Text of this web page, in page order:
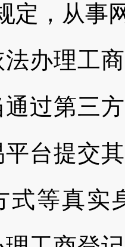
定，从事
办理工
过第三
台提交
式等真实